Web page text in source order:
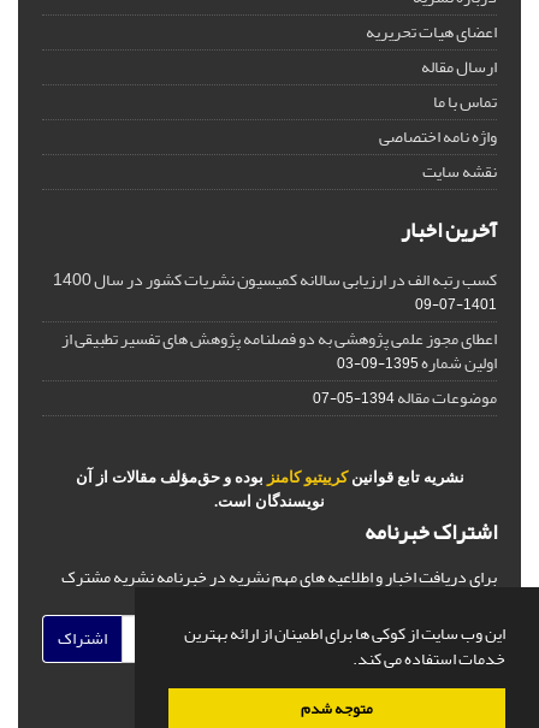
این وب سایت از کوکی ها برای اطمینان از ارائه بهترین
خدمات استفاده می کند.
متوجه شدم
اعضای هیات تحریریه
ارسال مقاله
تماس با ما
واژه نامه اختصاصی
نقشه سایت
آخرین اخبار
کسب رتبه الف در ارزیابی سالانه کمیسیون نشریات کشور در سال 1400
1401-07-09
اعطای مجوز علمی پژوهشی به دو فصلنامه پژوهش های تفسیر تطبیقی از
اولین شماره1395-09-03
موضوعات مقاله1394-05-07
نشریه تابع قوانین کرییتیو کامنز بوده و حق‌مؤلف مقالات از آن
نویسندگان است.
اشتراک خبرنامه
برای دریافت اخبار و اطلاعیه های مهم نشریه در خبرنامه نشریه مشترک
اشتراک